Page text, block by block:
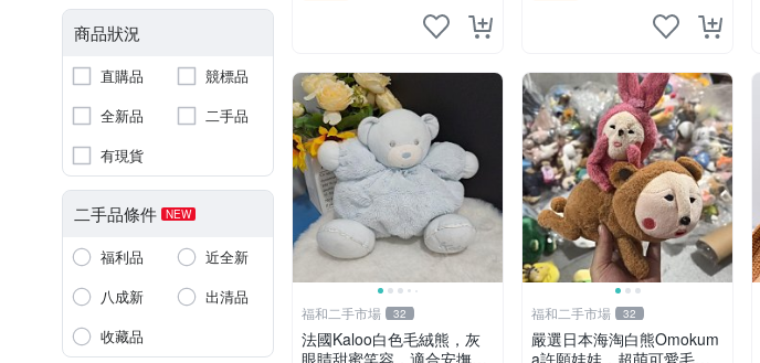
商品狀況
直購品
競標品
全新品
二手品
有現貨
二手品條件 NEW
福利品
近全新
八成新
出清品
收藏品
福和二手市場 32
法國Kaloo白色毛絨熊，灰
眼睛甜蜜笑容，適合安撫逗
福和二手市場 32
嚴選日本海淘白熊Omokum
a許願娃娃，超萌可愛毛絨